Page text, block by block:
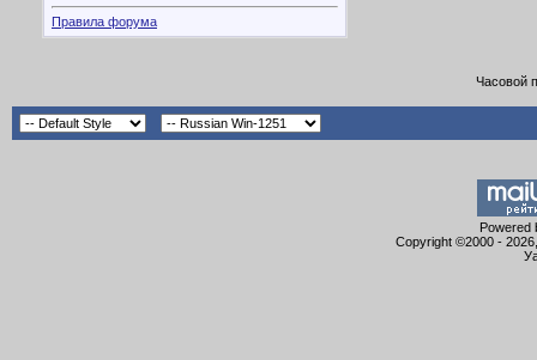
Правила форума
Часовой
Powered
Copyright ©2000 -